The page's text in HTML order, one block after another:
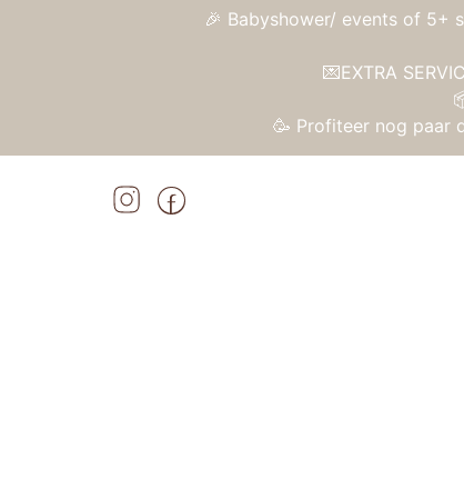
🎉 Babyshower/ events of 5+
💌EXTRA
🥳 Profiteer nog paar